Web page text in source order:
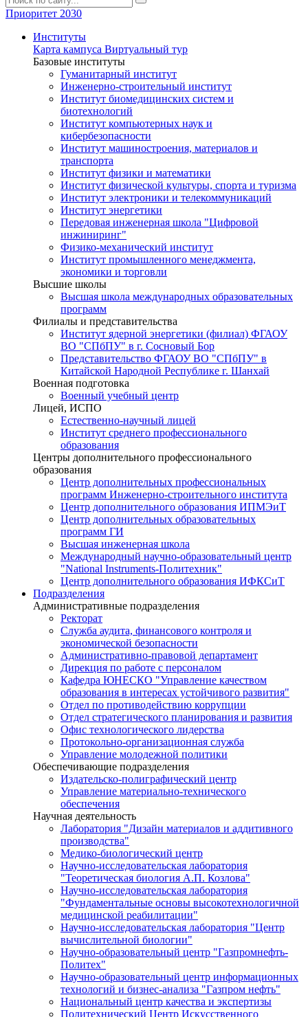
Приоритет 2030
Институты
Карта кампуса Виртуальный тур
Базовые институты
Гуманитарный институт
Инженерно-строительный институт
Институт биомедицинских систем и
биотехнологий
Институт компьютерных наук и
кибербезопасности
Институт машиностроения, материалов и
транспорта
Институт физики и математики
Институт физической культуры, спорта и туризма
Институт электроники и телекоммуникаций
Институт энергетики
Передовая инженерная школа "Цифровой
инжиниринг"
Физико-механический институт
Институт промышленного менеджмента,
экономики и торговли
Высшие школы
Высшая школа международных образовательных
программ
Филиалы и представительства
Институт ядерной энергетики (филиал) ФГАОУ
ВО "СПбПУ" в г. Сосновый Бор
Представительство ФГАОУ ВО "СПбПУ" в
Китайской Народной Республике г. Шанхай
Военная подготовка
Военный учебный центр
Лицей, ИСПО
Естественно-научный лицей
Институт среднего профессионального
образования
Центры дополнительного профессионального
образования
Центр дополнительных профессиональных
программ Инженерно-строительного института
Центр дополнительного образования ИПМЭиТ
Центр дополнительных образовательных
программ ГИ
Высшая инженерная школа
Международный научно-образовательный центр
"National Instruments-Политехник"
Центр дополнительного образования ИФКСиТ
Подразделения
Административные подразделения
Ректорат
Служба аудита, финансового контроля и
экономической безопасности
Административно-правовой департамент
Дирекция по работе с персоналом
Кафедра ЮНЕСКО "Управление качеством
образования в интересах устойчивого развития"
Отдел по противодействию коррупции
Отдел стратегического планирования и развития
Офис технологического лидерства
Протокольно-организационная служба
Управление молодежной политики
Обеспечивающие подразделения
Издательско-полиграфический центр
Управление материально-технического
обеспечения
Научная деятельность
Лаборатория "Дизайн материалов и аддитивного
производства"
Медико-биологический центр
Научно-исследовательская лаборатория
"Теоретическая биология А.П. Козлова"
Научно-исследовательская лаборатория
"Фундаментальные основы высокотехнологичной
медицинской реабилитации"
Научно-исследовательская лаборатория "Центр
вычислительной биологии"
Научно-образовательный центр "Газпромнефть-
Политех"
Научно-образовательный центр информационных
технологий и бизнес-анализа "Газпром нефть"
Национальный центр качества и экспертизы
Политехнический Центр Искусственного